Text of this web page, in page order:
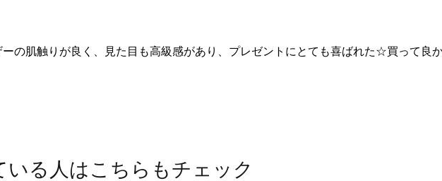
の肌触りが良く、見た目も高級感があり、プレゼントにとても喜ばれた☆買って良
いる人はこちらもチェック